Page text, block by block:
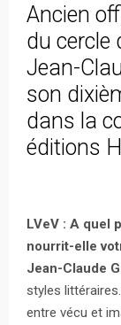
Ancien
du cercle
Jean-
son
dans la
éditions
LVeV : A quel
nourrit-elle
Jean-Claude
styles
entre vécu et